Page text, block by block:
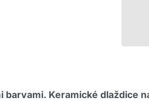
Keramické dlaždice